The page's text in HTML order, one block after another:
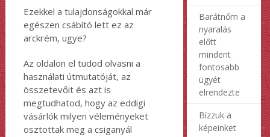
Ezekkel a tulajdonságokkal már
egészen csábító lett ez az
arckrém, ugye?
Az oldalon el tudod olvasni a
használati útmutatóját, az
összetevőit és azt is
megtudhatod, hogy az eddigi
vásárlók milyen véleményeket
osztottak meg a csiganyál
Barátnőm a
nyaralás
előtt
mindent
fontosabb
ügyét
elrendezte
Bízzuk a
képeinket